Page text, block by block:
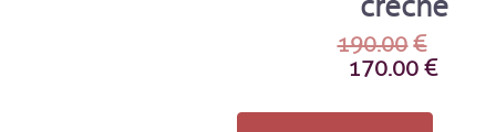
190.00 €
170.00 €